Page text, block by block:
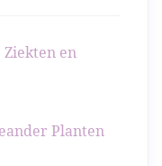
en
Planten